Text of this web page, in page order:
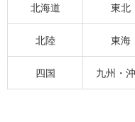
北海道 東北
北陸 東海
四国 九州・